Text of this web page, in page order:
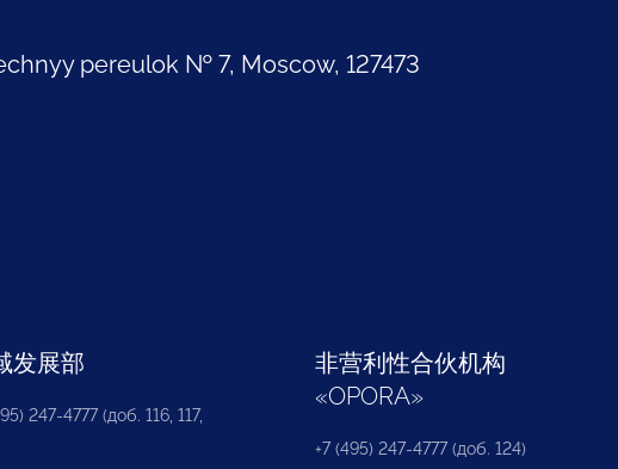
pereulok № 7, Moscow, 127473
发展部
247-4777 (доб. 116, 117,
非营利性合伙机构
«OPORA»
+7 (495) 247-4777 (доб. 124)